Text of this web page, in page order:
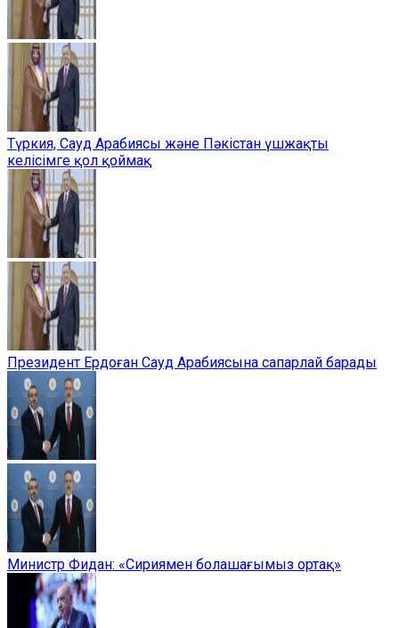
Түркия, Сауд Арабиясы және Пәкістан үшжақты
келісімге қол қоймақ
Президент Ердоған Сауд Арабиясына сапарлай барады
Министр Фидан: «Сириямен болашағымыз ортақ»